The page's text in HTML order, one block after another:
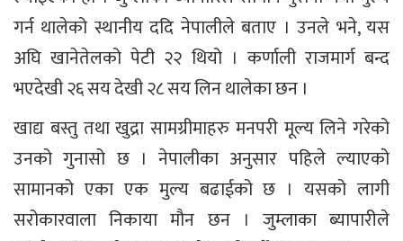
गर्न थालेको स्थानीय ददि नेपालीले बताए । उनले भने, यस
अघि खानेतेलको पेटी २२ थियो । कर्णाली राजमार्ग बन्द
भएदेखी २६ सय देखी २८ सय लिन थालेका छन ।
खाद्य बस्तु तथा खुद्रा सामग्रीमाहरु मनपरी मूल्य लिने गरेको
उनको गुनासो छ । नेपालीका अनुसार पहिले ल्याएको
सामानको एका एक मुल्य बढाईको छ । यसको लागी
सरोकारवाला निकाया मौन छन । जुम्लाका ब्यापारीले